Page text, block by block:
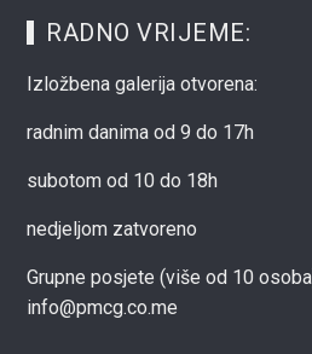
RADNO VRIJEME:
Izložbena galerija otvorena:
radnim danima od 9 do 17h
subotom od 10 do 18h
nedjeljom zatvoreno
Grupne posjete (više od 10
info@pmcg.co.me